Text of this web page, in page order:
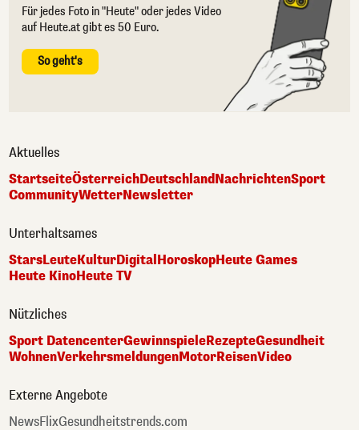
Für jedes Foto in "Heute" oder jedes Video
auf Heute.at gibt es 50 Euro.
So geht's
Aktuelles
StartseiteÖsterreichDeutschlandNachrichtenSport
CommunityWetterNewsletter
Unterhaltsames
StarsLeuteKulturDigital HoroskopHeute Games
Heute KinoHeute TV
Nützliches
Sport DatencenterGewinnspieleRezepteGesundheit
WohnenVerkehrsmeldungenMotorReisenVideo
Externe Angebote
NewsFlixGesundheitstrends.com